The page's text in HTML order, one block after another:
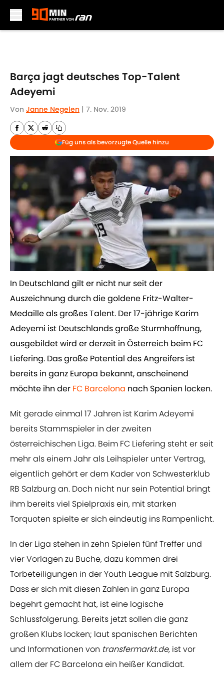
Barça jagt deutsches Top-Talent
Adeyemi
Von Janne Negelen | 7. Nov. 2019
Füg uns als bevorzugte Quelle hinzu
​In Deutschland gilt er nicht nur seit der
Auszeichnung durch die goldene Fritz-Walter-
Medaille als großes Talent. Der 17-jährige Karim
Adeyemi ist Deutschlands große Sturmhoffnung,
ausgebildet wird er derzeit in Österreich beim FC
Liefering. Das große Potential des Angreifers ist
bereits in ganz Europa bekannt, anscheinend
möchte ihn der ​ FC Barcelona nach Spanien locken.
Mit gerade einmal 17 Jahren ist Karim Adeyemi
bereits Stammspieler in der zweiten
österreichischen Liga. Beim FC Liefering steht er seit
mehr als einem Jahr als Leihspieler unter Vertrag,
eigentlich gehört er dem Kader von Schwesterklub
RB Salzburg an. Doch nicht nur sein Potential bringt
ihm bereits viel Spielpraxis ein, mit starken
Torquoten spielte er sich eindeutig ins Rampenlicht.
In der Liga stehen in zehn Spielen fünf Treffer und
vier Vorlagen zu Buche, dazu kommen drei
Torbeteiligungen in der Youth League mit Salzburg.
Dass er sich mit diesen Zahlen in ganz Europa
begehrt gemacht hat, ist eine logische
Schlussfolgerung. Bereits jetzt sollen die ganz
großen Klubs locken; laut spanischen Berichten
und Informationen von transfermarkt.de, ist vor
allem der FC Barcelona ein heißer Kandidat.